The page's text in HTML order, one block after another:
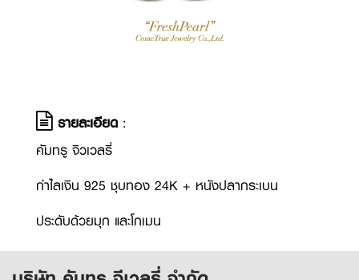
รายละเอียด :
คัมทรู จิวเวลรี่
กำไลเงิน 925 ชุบทอง 24K + หนังปลากระเบน
ประดับด้วยมุก และโกเมน